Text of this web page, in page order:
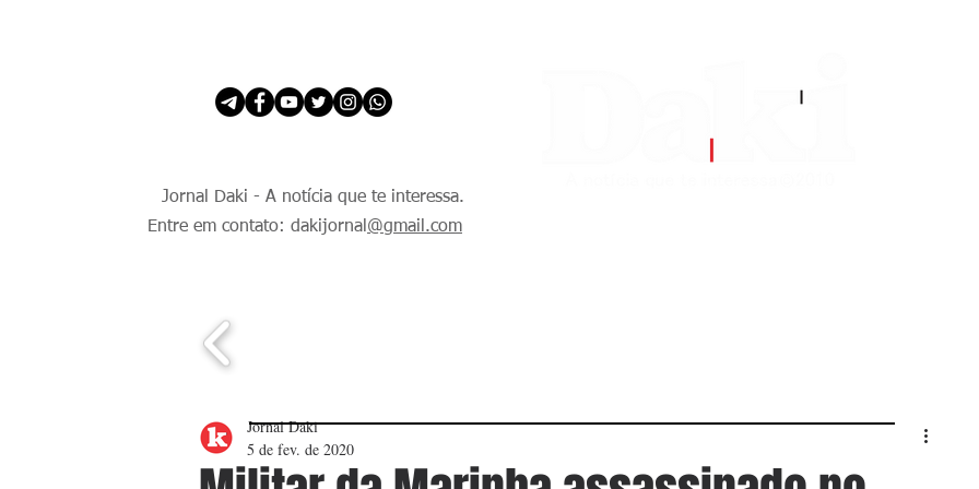
Jornal Daki - A notícia que te interessa.
Entre em contato: dakijornal @gmail.com
Jornal Daki
5 de fev. de 2020